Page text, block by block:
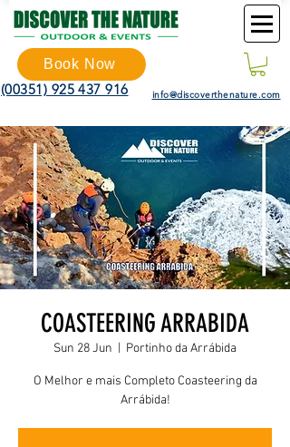
Book Now
(00351) 925 437 916 info@discoverthenature.com
COASTEERING ARRABIDA
Sun 28 Jun Portinho da Arrábida
O Melhor e mais Completo Coasteering da
Arrábida!